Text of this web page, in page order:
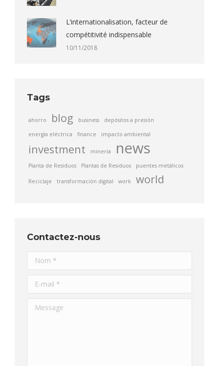
L’internationalisation, facteur de
compétitivité indispensable
10/11/2018
Tags
ahorro blog business depósitos a presión
energía eléctrica finance impacto ambiental
investment minería news
Planta de Residuos Plantas de Residuos puentes metálicos
Reciclaje transformación digital work world
Contactez-nous
Nom *
E-mail *
Message